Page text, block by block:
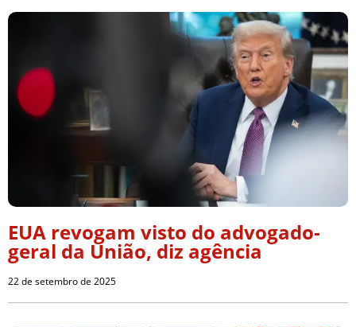
EUA revogam visto do advogado-
geral da União, diz agência
22 de setembro de 2025